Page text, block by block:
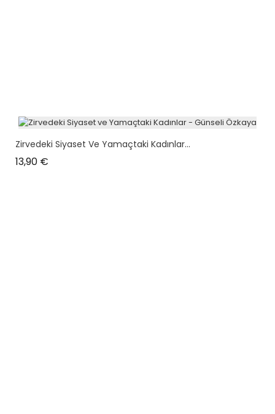
Zirvedeki Siyaset Ve Yamaçtaki Kadınlar...
13,90 €